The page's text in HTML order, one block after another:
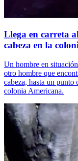
Llega en carreta
cabeza en la
Un hombre en
otro hombre que
cabeza, hasta un
colonia Americana.